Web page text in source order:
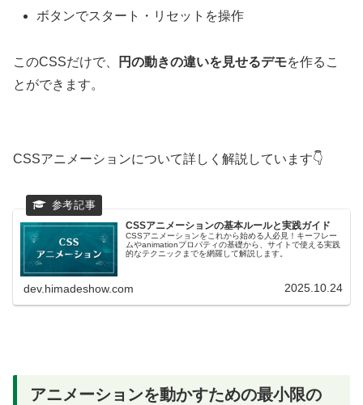
ボタンでスタート・リセットを操作
このCSSだけで、 円の動きの違いを見せるデモを作るこ
とができます。
CSSアニメーションについて詳しく解説しています👇
CSSアニメーションの基本ルールと実践ガイド
CSSアニメーションをこれから始める人必見！キーフレー
ムやanimationプロパティの基礎から、サイトで使える実践
的なテクニックまでを網羅して解説します。
dev.himadeshow.com 2025.10.24
アニメーションを動かすための最小限の